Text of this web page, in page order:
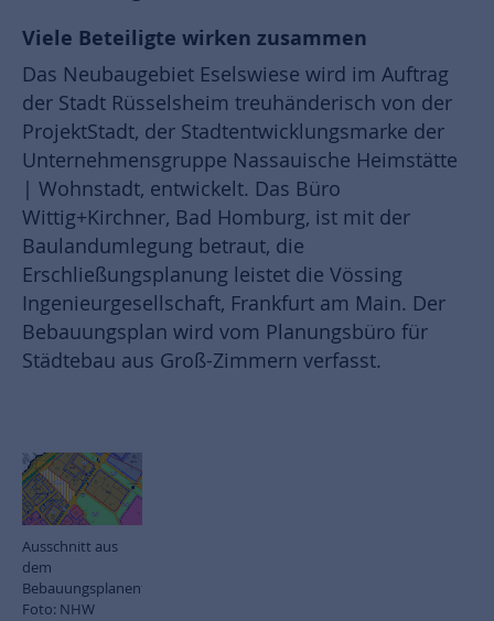
Viele Beteiligte wirken zusammen
Das Neubaugebiet Eselswiese wird im Auftrag
der Stadt Rüsselsheim treuhänderisch von der
ProjektStadt, der Stadtentwicklungsmarke der
Unternehmensgruppe Nassauische Heimstätte
| Wohnstadt, entwickelt. Das Büro
Wittig+Kirchner, Bad Homburg, ist mit der
Baulandumlegung betraut, die
Erschließungsplanung leistet die Vössing
Ingenieurgesellschaft, Frankfurt am Main. Der
Bebauungsplan wird vom Planungsbüro für
Städtebau aus Groß-Zimmern verfasst.
Ausschnitt aus
dem
Bebauungsplanentwurf.
Foto: NHW